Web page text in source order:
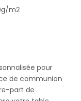
m2
pour
de communion
part de